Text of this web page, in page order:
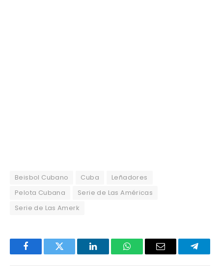
Beisbol Cubano Cuba
Leñadores
Pelota Cubana
Serie de Las Américas
Serie de Las Amerk
FacebookTwitter LinkedInWhatsAppEmail